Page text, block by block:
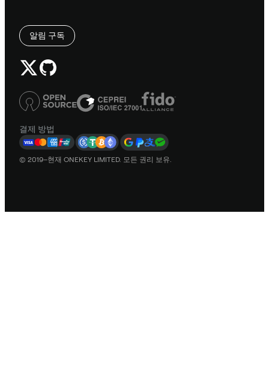
알림 구독
결제 방법
© 2019–현재 ONEKEY LIMITED. 모든 권리 보유.